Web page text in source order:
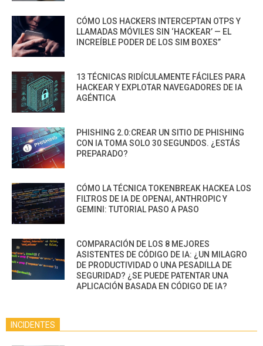
CÓMO LOS HACKERS INTERCEPTAN OTPS Y
LLAMADAS MÓVILES SIN ‘HACKEAR’ — EL
INCREÍBLE PODER DE LOS SIM BOXES”
13 TÉCNICAS RIDÍCULAMENTE FÁCILES PARA
HACKEAR Y EXPLOTAR NAVEGADORES DE IA
AGÉNTICA
PHISHING 2.0:CREAR UN SITIO DE PHISHING
CON IA TOMA SOLO 30 SEGUNDOS. ¿ESTÁS
PREPARADO?
CÓMO LA TÉCNICA TOKENBREAK HACKEA LOS
FILTROS DE IA DE OPENAI, ANTHROPIC Y
GEMINI: TUTORIAL PASO A PASO
COMPARACIÓN DE LOS 8 MEJORES
ASISTENTES DE CÓDIGO DE IA: ¿UN MILAGRO
DE PRODUCTIVIDAD O UNA PESADILLA DE
SEGURIDAD? ¿SE PUEDE PATENTAR UNA
APLICACIÓN BASADA EN CÓDIGO DE IA?
INCIDENTES